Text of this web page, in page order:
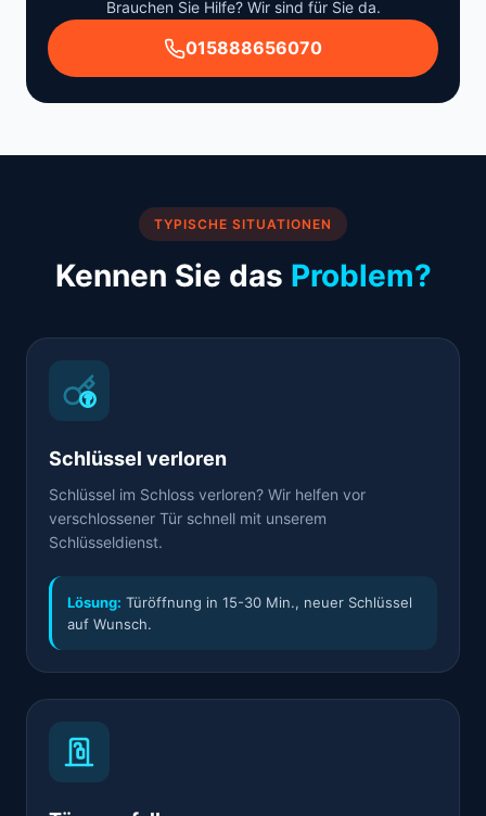
Brauchen Sie Hilfe? Wir sind für Sie da.
015888656070
TYPISCHE SITUATIONEN
Kennen Sie das Problem?
Schlüssel verloren
Schlüssel im Schloss verloren? Wir helfen vor
verschlossener Tür schnell mit unserem
Schlüsseldienst.
Lösung: Türöffnung in 15-30 Min., neuer Schlüssel
auf Wunsch.